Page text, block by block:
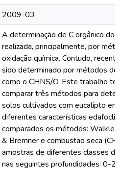
2009-03
A determinação de C orgânico do
realizada, principalmente, por
oxidação química. Contudo,
sido determinado por métodos de
como o CHNS/O. Este trabalho
comparar três métodos para
solos cultivados com eucalipto
diferentes características
comparados os métodos:
& Bremner e combustão seca
amostras de diferentes classes
nas seguintes profundidades: 0-